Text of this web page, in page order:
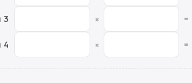
3 × =
4 × =